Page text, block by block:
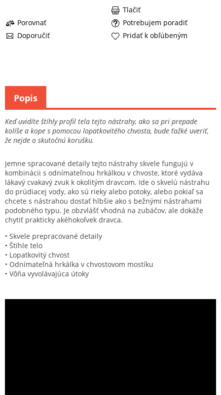
Porovnať
Potrebujem poradiť
Doporučiť
Tlačiť
Pridať k obľúbeným
Keď uvidíte štíhly profil tela tejto nástrahy, ako sa pri prepade
kolíše a kope s pomocou lopatkovitého chvosta, bude ťažké uveriť,
že nejde o skutočnú korušku.
Jemne spracované detaily tejto nástrahy skvele fungujú v
kombinácii s odnímateľnou hrkálkou v chvoste, ktoré vydáva
lákavý cvakavý zvuk k okolitým dravcom. Ide o skvelú nástrahu
do prúdiacej vody, ako sú rieky alebo potoky, alebo pokiaľ sa
chcete s nástrahou dostať hlbšie ako s bežnými nástrahami
podobného typu. Je obzvlášť vhodná na zubáčov, ale dokáže
chytiť prakticky akéhokoľvek dravca.
• Skvele prepracované detaily
• Štíhle telo
• Lopatkovitý chvost
• Odnímateľná hrkálka v chvostovom mostíku
• Vôňa vyvolávajúca útoky
Popis